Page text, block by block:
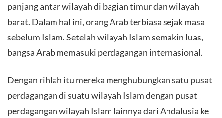
panjang antar wilayah di bagian timur dan wilayah
barat. Dalam hal ini, orang Arab terbiasa sejak masa
sebelum Islam. Setelah wilayah Islam semakin luas,
bangsa Arab memasuki perdagangan internasional.
Dengan rihlah itu mereka menghubungkan satu pusat
perdagangan di suatu wilayah Islam dengan pusat
perdagangan wilayah Islam lainnya dari Andalusia ke